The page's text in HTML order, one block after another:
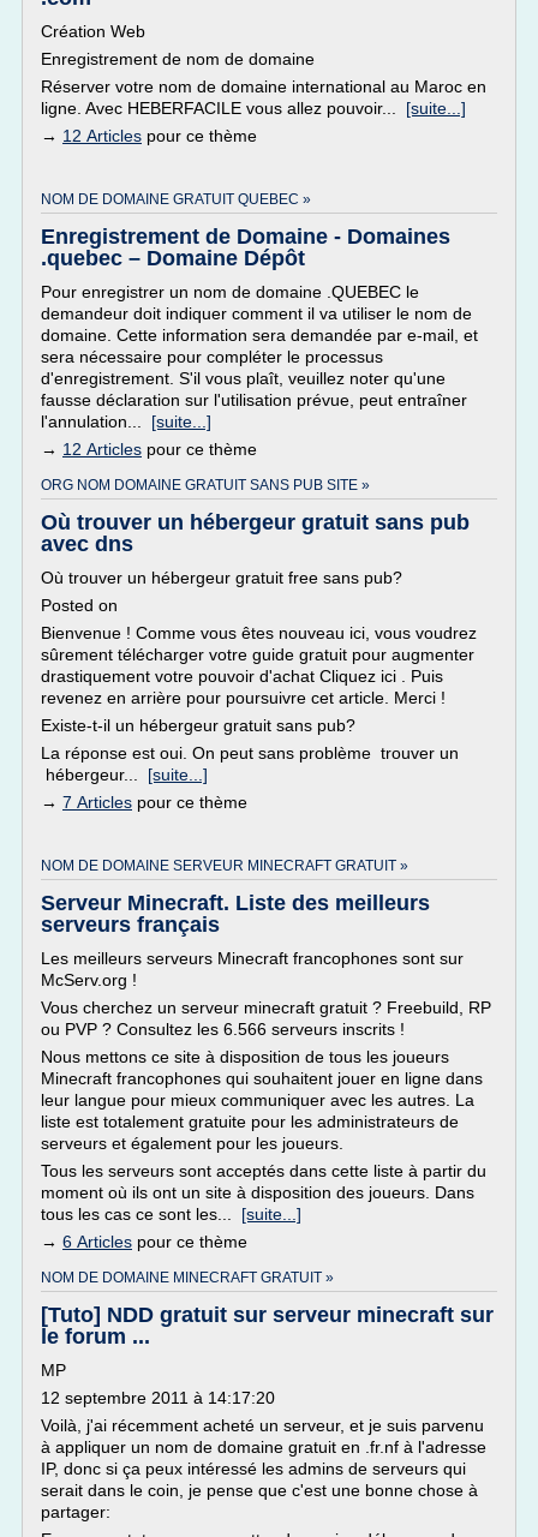
Création Web
Enregistrement de nom de domaine
Réserver votre nom de domaine international au Maroc en
ligne. Avec HEBERFACILE vous allez pouvoir... [suite...]
→ 12 Articles pour ce thème
NOM DE DOMAINE GRATUIT QUEBEC »
Enregistrement de Domaine - Domaines
.quebec – Domaine Dépôt
Pour enregistrer un nom de domaine .QUEBEC le
demandeur doit indiquer comment il va utiliser le nom de
domaine. Cette information sera demandée par e-mail, et
sera nécessaire pour compléter le processus
d'enregistrement. S'il vous plaît, veuillez noter qu'une
fausse déclaration sur l'utilisation prévue, peut entraîner
l'annulation... [suite...]
→ 12 Articles pour ce thème
ORG NOM DOMAINE GRATUIT SANS PUB SITE »
Où trouver un hébergeur gratuit sans pub
avec dns
Où trouver un hébergeur gratuit free sans pub?
Posted on
Bienvenue ! Comme vous êtes nouveau ici, vous voudrez
sûrement télécharger votre guide gratuit pour augmenter
drastiquement votre pouvoir d'achat Cliquez ici . Puis
revenez en arrière pour poursuivre cet article. Merci !
Existe-t-il un hébergeur gratuit sans pub?
La réponse est oui. On peut sans problème trouver un
hébergeur... [suite...]
→ 7 Articles pour ce thème
NOM DE DOMAINE SERVEUR MINECRAFT GRATUIT »
Serveur Minecraft. Liste des meilleurs
serveurs français
Les meilleurs serveurs Minecraft francophones sont sur
McServ.org !
Vous cherchez un serveur minecraft gratuit ? Freebuild, RP
ou PVP ? Consultez les 6.566 serveurs inscrits !
Nous mettons ce site à disposition de tous les joueurs
Minecraft francophones qui souhaitent jouer en ligne dans
leur langue pour mieux communiquer avec les autres. La
liste est totalement gratuite pour les administrateurs de
serveurs et également pour les joueurs.
Tous les serveurs sont acceptés dans cette liste à partir du
moment où ils ont un site à disposition des joueurs. Dans
tous les cas ce sont les... [suite...]
→ 6 Articles pour ce thème
NOM DE DOMAINE MINECRAFT GRATUIT »
[Tuto] NDD gratuit sur serveur minecraft sur
le forum ...
MP
12 septembre 2011 à 14:17:20
Voilà, j'ai récemment acheté un serveur, et je suis parvenu
à appliquer un nom de domaine gratuit en .fr.nf à l'adresse
IP, donc si ça peux intéressé les admins de serveurs qui
serait dans le coin, je pense que c'est une bonne chose à
partager: